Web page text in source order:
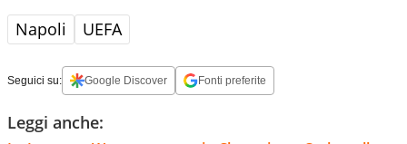
Napoli UEFA
Seguici su: Google Discover Fonti preferite
Leggi anche: